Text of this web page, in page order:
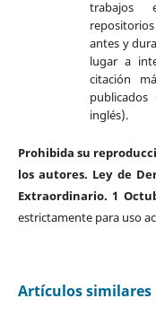
trabajos
antes y
lugar a
citación
publicados
inglés).
Prohibida su
los autores. Ley de
Extraordinario. 1
estrictamente para uso
Artículos similares